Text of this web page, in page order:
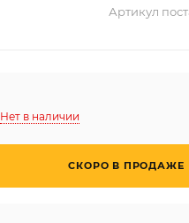
Артикул
Нет в наличии
СКОРО В ПРОДАЖЕ